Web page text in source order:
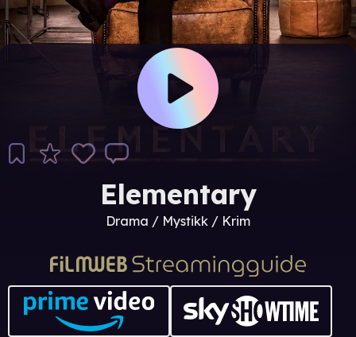
Elementary
Drama / Mystikk / Krim